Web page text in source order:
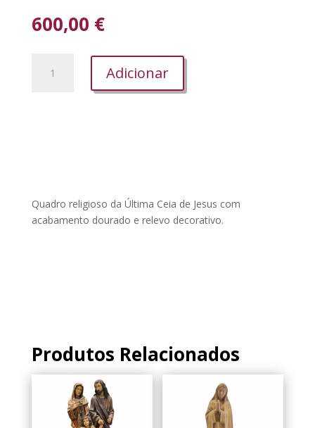
600,00 €
Relevo
Dourado
Adicionar
Quadro religioso da Última Ceia de Jesus com
acabamento dourado e relevo decorativo.
Produtos Relacionados